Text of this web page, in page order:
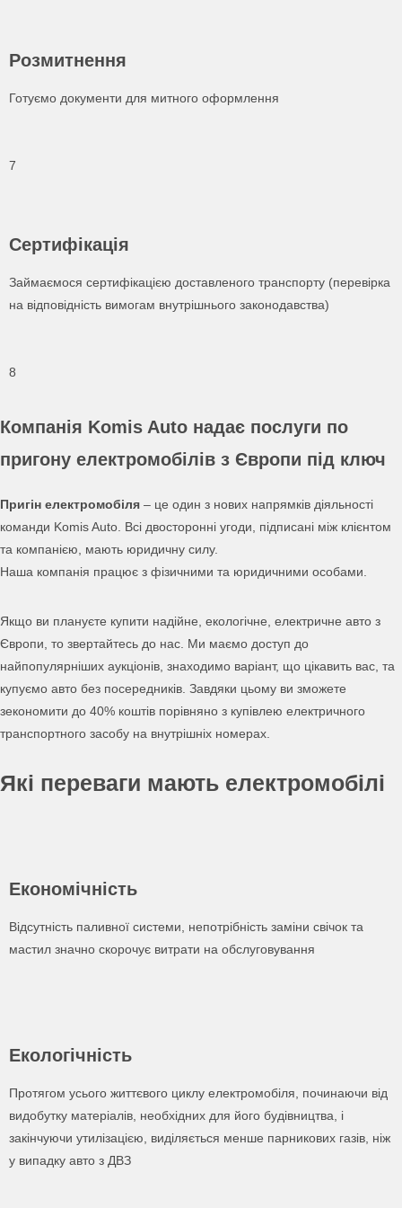
Розмитнення
Готуємо документи для митного оформлення
7
Сертифікація
Займаємося сертифікацією доставленого транспорту (перевірка
на відповідність вимогам внутрішнього законодавства)
8
Компанія Komis Auto надає послуги по
пригону електромобілів з Європи під ключ
Пригін електромобіля – це один з нових напрямків діяльності
команди Komis Auto. Всі двосторонні угоди, підписані між клієнтом
та компанією, мають юридичну силу.
Наша компанія працює з фізичними та юридичними особами.
Якщо ви плануєте купити надійне, екологічне, електричне авто з
Європи, то звертайтесь до нас. Ми маємо доступ до
найпопулярніших аукціонів, знаходимо варіант, що цікавить вас, та
купуємо авто без посередників. Завдяки цьому ви зможете
зекономити до 40% коштів порівняно з купівлею електричного
транспортного засобу на внутрішніх номерах.
Які переваги мають електромобілі
Економічність
Відсутність паливної системи, непотрібність заміни свічок та
мастил значно скорочує витрати на обслуговування
Екологічність
Протягом усього життєвого циклу електромобіля, починаючи від
видобутку матеріалів, необхідних для його будівництва, і
закінчуючи утилізацією, виділяється менше парникових газів, ніж
у випадку авто з ДВЗ
Ваш телефон